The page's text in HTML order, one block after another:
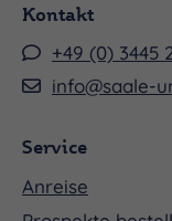
Mit dem
Zsuzsanna Graf
Kontakt
+49 (0) 3445
info@saale-
Service
Anreise